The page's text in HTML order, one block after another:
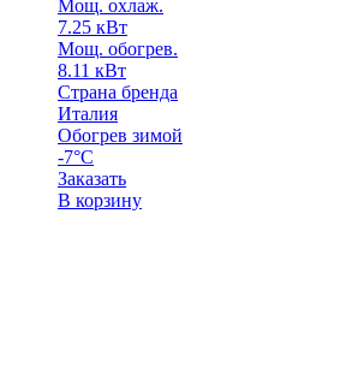
Мощ. охлаж.
7.25 кВт
Мощ. обогрев.
8.11 кВт
Страна бренда
Италия
Обогрев зимой
-7°С
Заказать
В корзину